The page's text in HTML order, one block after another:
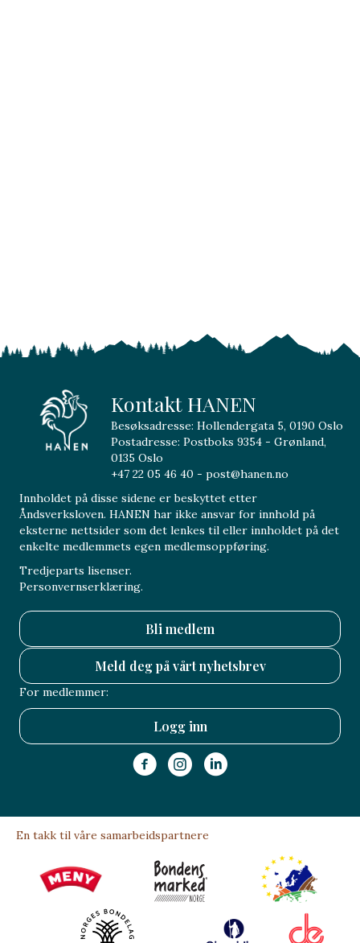
Kontakt HANEN
Besøksadresse: Hollendergata 5, 0190 Oslo
Postadresse: Postboks 9354 - Grønland,
0135 Oslo
+47 22 05 46 40 - post@hanen.no
Innholdet på disse sidene er beskyttet etter
Åndsverksloven. HANEN har ikke ansvar for innhold på
eksterne nettsider som det lenkes til eller innholdet på det
enkelte medlemmets egen medlemsoppføring.
Tredjeparts lisenser.
Personvernserklæring.
Bli medlem
Meld deg på vårt nyhetsbrev
For medlemmer:
Logg inn
En takk til våre samarbeidspartnere